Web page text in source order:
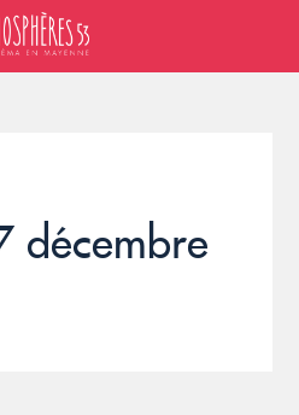
décembre